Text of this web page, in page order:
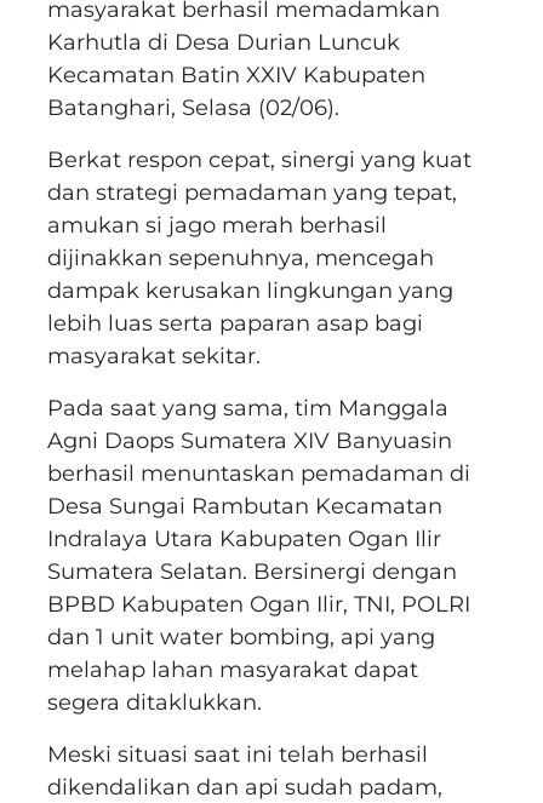
masyarakat berhasil memadamkan
Karhutla di Desa Durian Luncuk
Kecamatan Batin XXIV Kabupaten
Batanghari, Selasa (02/06).
Berkat respon cepat, sinergi yang kuat
dan strategi pemadaman yang tepat,
amukan si jago merah berhasil
dijinakkan sepenuhnya, mencegah
dampak kerusakan lingkungan yang
lebih luas serta paparan asap bagi
masyarakat sekitar.
Pada saat yang sama, tim Manggala
Agni Daops Sumatera XIV Banyuasin
berhasil menuntaskan pemadaman di
Desa Sungai Rambutan Kecamatan
Indralaya Utara Kabupaten Ogan Ilir
Sumatera Selatan. Bersinergi dengan
BPBD Kabupaten Ogan Ilir, TNI, POLRI
dan 1 unit water bombing, api yang
melahap lahan masyarakat dapat
segera ditaklukkan.
Meski situasi saat ini telah berhasil
dikendalikan dan api sudah padam,